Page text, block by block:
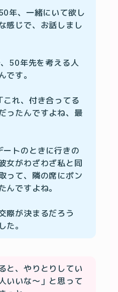
年、一緒にいて欲し
感じで、お話しまし
50年先を考える人
です。
これ、付き合ってる
ったんですよね、最
ートのときに行きの
女がわざわざ私と同
って、隣の席にポン
んですよね。
際が決まるだろう
た。
と、やりとりしてい
いいな〜」と思って